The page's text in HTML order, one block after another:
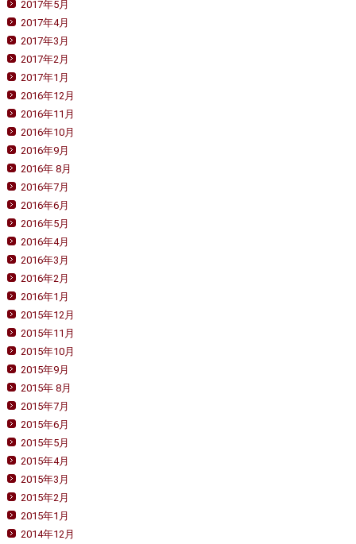
2017年5月
2017年4月
2017年3月
2017年2月
2017年1月
2016年12月
2016年11月
2016年10月
2016年9月
2016年 8月
2016年7月
2016年6月
2016年5月
2016年4月
2016年3月
2016年2月
2016年1月
2015年12月
2015年11月
2015年10月
2015年9月
2015年 8月
2015年7月
2015年6月
2015年5月
2015年4月
2015年3月
2015年2月
2015年1月
2014年12月